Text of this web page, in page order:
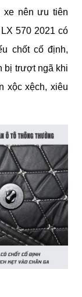
xe nên ưu tiên
570 2021 có
chốt cố định,
bị trượt ngã khi
xộc xệch, xiêu